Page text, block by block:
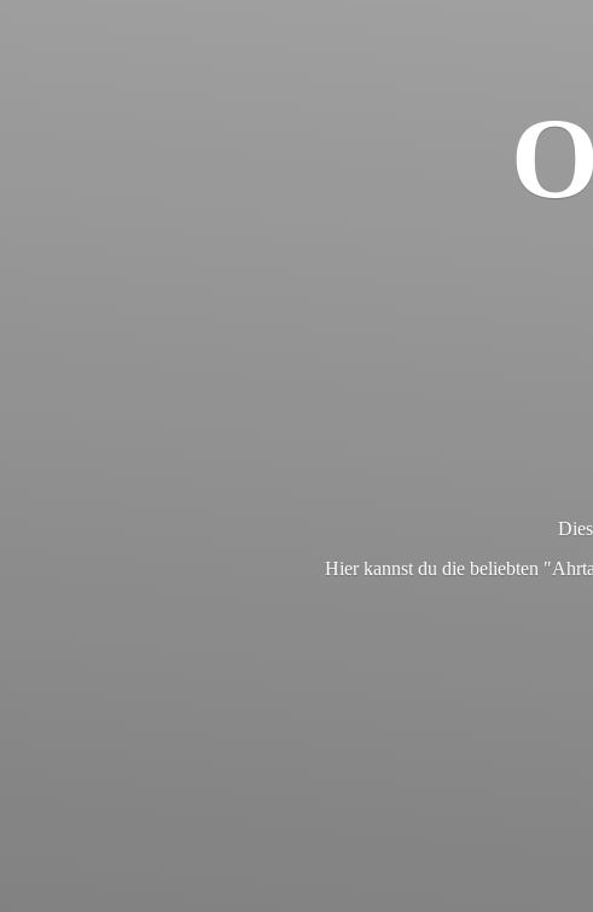
Hier kannst du die beliebten